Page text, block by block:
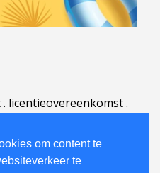
om content te
te
. licentieovereenkomst.
| Português
|